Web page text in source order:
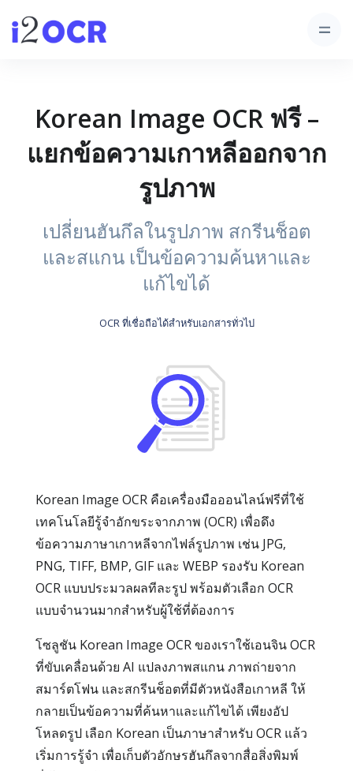
Korean Image OCR ฟรี –
แยกข้อความเกาหลีออกจาก
รูปภาพ
เปลี่ยนฮันกึลในรูปภาพ สกรีนช็อต
และสแกน เป็นข้อความค้นหาและ
แก้ไขได้
OCR ที่เชื่อถือได้สำหรับเอกสารทั่วไป
Korean Image OCR คือเครื่องมือออนไลน์ฟรีที่ใช้
เทคโนโลยีรู้จำอักขระจากภาพ (OCR) เพื่อดึง
ข้อความภาษาเกาหลีจากไฟล์รูปภาพ เช่น JPG,
PNG, TIFF, BMP, GIF และ WEBP รองรับ Korean
OCR แบบประมวลผลทีละรูป พร้อมตัวเลือก OCR
แบบจำนวนมากสำหรับผู้ใช้ที่ต้องการ
โซลูชัน Korean Image OCR ของเราใช้เอนจิน OCR
ที่ขับเคลื่อนด้วย AI แปลงภาพสแกน ภาพถ่ายจาก
สมาร์ตโฟน และสกรีนช็อตที่มีตัวหนังสือเกาหลี ให้
กลายเป็นข้อความที่ค้นหาและแก้ไขได้ เพียงอัป
โหลดรูป เลือก Korean เป็นภาษาสำหรับ OCR แล้ว
เริ่มการรู้จำ เพื่อเก็บตัวอักษรฮันกึลจากสื่อสิ่งพิมพ์